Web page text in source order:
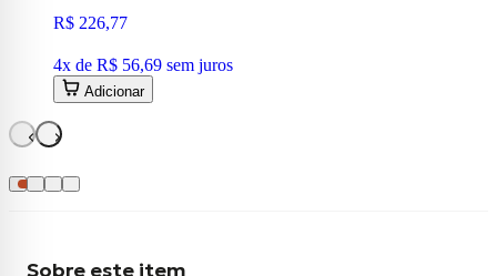
R$ 226,77
4x de R$ 56,69 sem juros
Adicionar
Sobre este item